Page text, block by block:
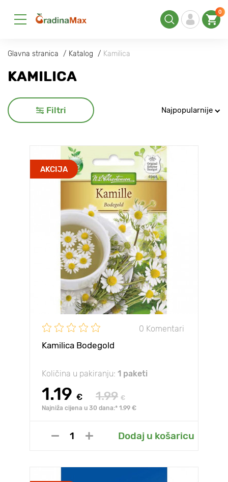
0
Glavna stranica Katalog Kamilica
KAMILICA
Filtri Najpopularnije
AKCIJA
0 Komentari
Kamilica Bodegold
Količina u pakiranju: 1 paketi
1.19 € 1.99 €
Najniža cijena u 30 dana:* 1.99 €
Dodaj u košaricu